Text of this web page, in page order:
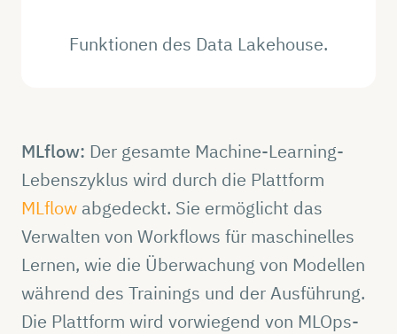
Funktionen des Data Lakehouse.
MLflow: Der gesamte Machine-Learning-
Lebenszyklus wird durch die Plattform
MLflow abgedeckt. Sie ermöglicht das
Verwalten von Workflows für maschinelles
Lernen, wie die Überwachung von Modellen
während des Trainings und der Ausführung.
Die Plattform wird vorwiegend von MLOps-